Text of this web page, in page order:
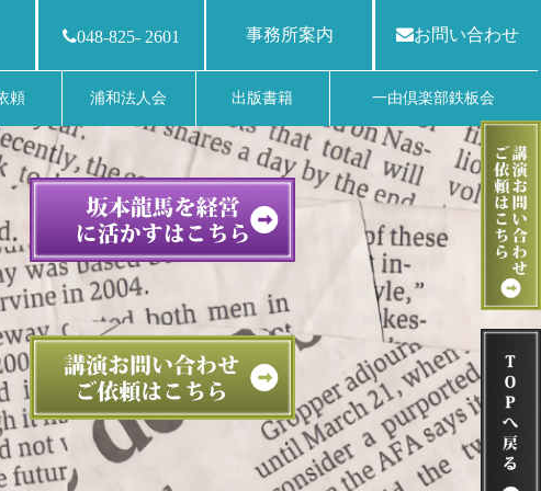
048-825- 2601 事務所案内 お問い合わせ
頼 浦和法人会 出版書籍 一由倶楽部鉄板会